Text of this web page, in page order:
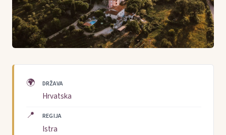
🌍 DRŽAVA
Hrvatska
📍 REGIJA
Istra